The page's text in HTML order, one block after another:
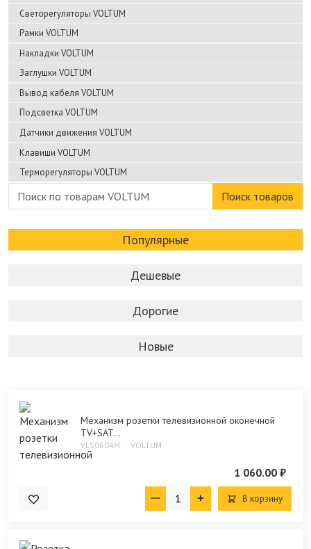
Светорегуляторы VOLTUM
Рамки VOLTUM
Накладки VOLTUM
Заглушки VOLTUM
Вывод кабеля VOLTUM
Подсветка VOLTUM
Датчики движения VOLTUM
Клавиши VOLTUM
Терморегуляторы VOLTUM
Поиск товаров
Популярные
Дешевые
Дорогие
Новые
Механизм розетки телевизионной оконечной
TV+SAT...
VLS0604M VOLTUM
1 060.00 ₽
В корзину